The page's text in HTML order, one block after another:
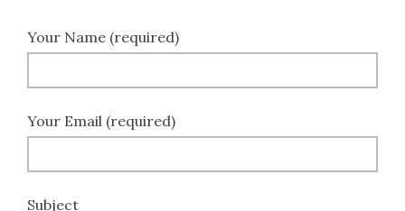
Your Name (required)
Your Email (required)
Subject